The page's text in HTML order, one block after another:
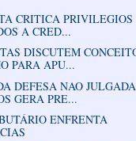
CRITICA PRIVILEGIOS
A CRED...
DISCUTEM
PARA APU...
DEFESA NAO JULGADA
GERA PRE...
ENFRENTA